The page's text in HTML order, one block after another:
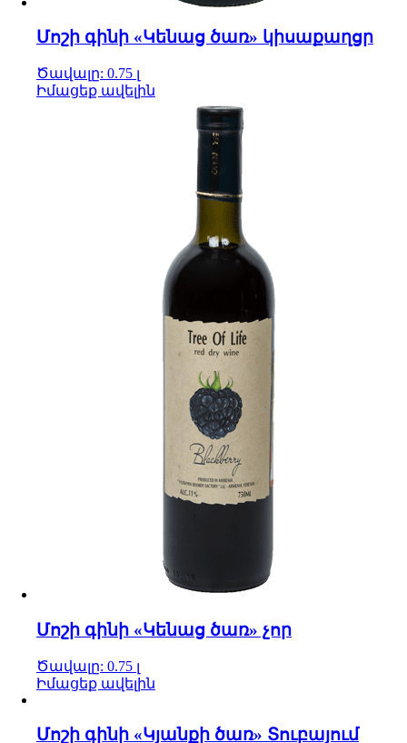
Մոշի գինի «Կենաց ծառ» կիսաքաղցր
Ծավալը: 0.75 լ
Իմացեք ավելին
Մոշի գինի «Կենաց ծառ» չոր
Ծավալը: 0.75 լ
Իմացեք ավելին
Մոշի գինի «Կյանքի ծառ» Տուբայում